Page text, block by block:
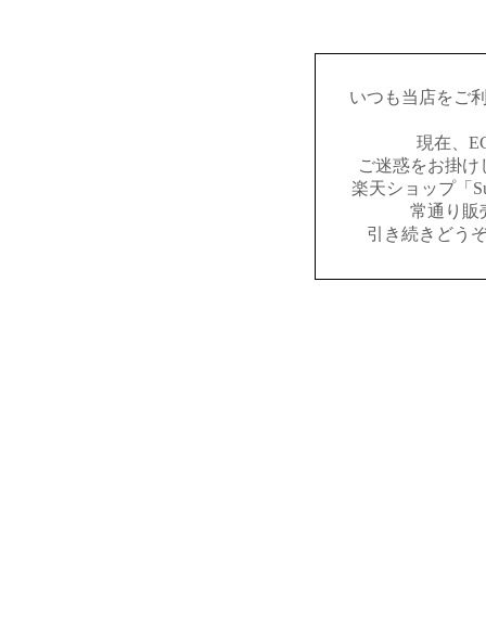
いつも当店をご
現在、
ご迷惑をお掛
楽天ショップ「
常通り販
引き続きどう